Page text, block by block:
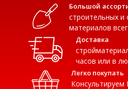
Большой
строительных и
материалов
Доставка
часов или в
Легко покупать